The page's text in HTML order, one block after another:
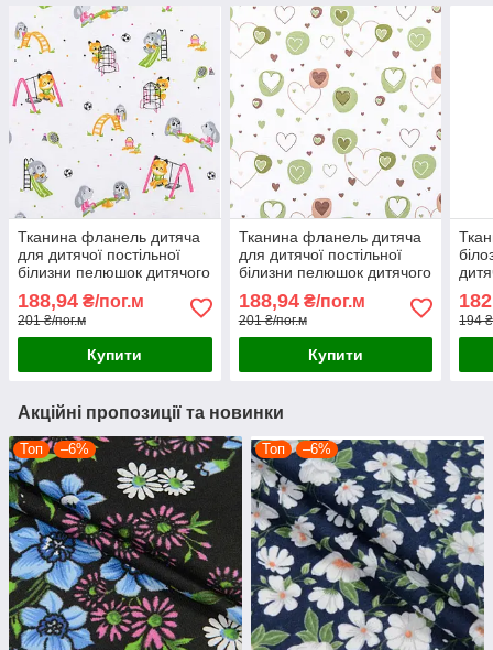
Тканина фланель дитяча
для дитячої постільної
білизни пелюшок дитячого
188,94 ₴/пог.м
201 ₴/пог.м
Купити
Тканина фланель дитяча
для дитячої постільної
білизни пелюшок дитячого
коричневі
188,94₴/пог.м
201 ₴/пог.м
Купити
194
Акційні пропозиції та новинки
Топ –6% Топ –6%